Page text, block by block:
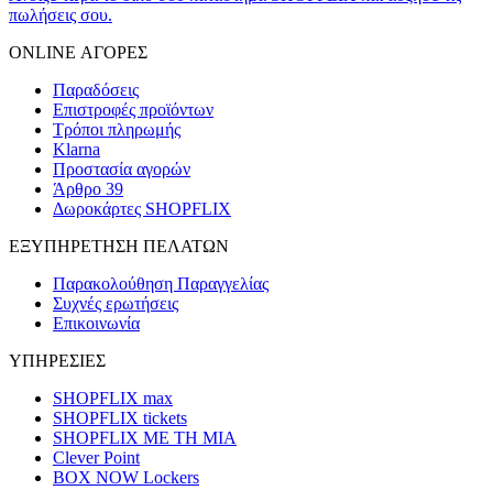
πωλήσεις σου.
ONLINE ΑΓΟΡΕΣ
Παραδόσεις
Επιστροφές προϊόντων
Τρόποι πληρωμής
Klarna
Προστασία αγορών
Άρθρο 39
Δωροκάρτες SHOPFLIX
ΕΞΥΠΗΡΕΤΗΣΗ ΠΕΛΑΤΩΝ
Παρακολούθηση Παραγγελίας
Συχνές ερωτήσεις
Επικοινωνία
ΥΠΗΡΕΣΙΕΣ
SHOPFLIX max
SHOPFLIX tickets
SHOPFLIX ΜΕ ΤΗ ΜΙΑ
Clever Point
BOX NOW Lockers